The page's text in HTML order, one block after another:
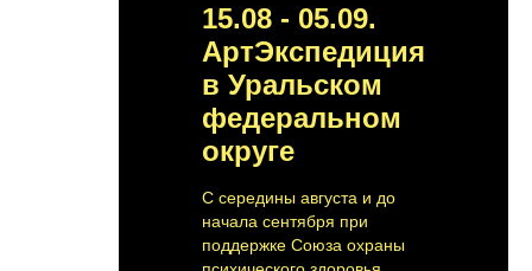
15.08 - 05.09.
АртЭкспедиция
в Уральском
федеральном
округе
С середины августа и до
начала сентября при
поддержке Союза охраны